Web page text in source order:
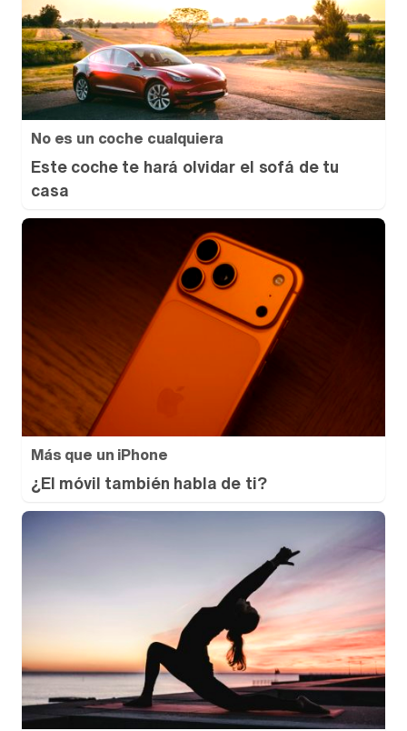
No es un coche cualquiera
Este coche te hará olvidar el sofá de tu
casa
Más que un iPhone
¿El móvil también habla de ti?